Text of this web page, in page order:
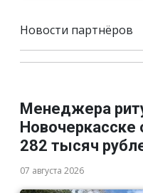
Новости партнёров
Менеджера
Новочеркасске
282 тысяч
07 августа 2026